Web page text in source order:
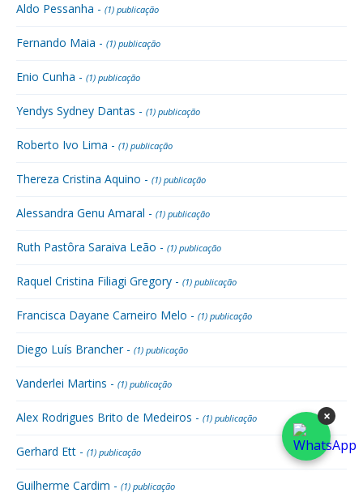
Aldo Pessanha - (1) publicação
Fernando Maia - (1) publicação
Enio Cunha - (1) publicação
Yendys Sydney Dantas - (1) publicação
Roberto Ivo Lima - (1) publicação
Thereza Cristina Aquino - (1) publicação
Alessandra Genu Amaral - (1) publicação
Ruth Pastôra Saraiva Leão - (1) publicação
Raquel Cristina Filiagi Gregory - (1) publicação
Francisca Dayane Carneiro Melo - (1) publicação
Diego Luís Brancher - (1) publicação
Vanderlei Martins - (1) publicação
Alex Rodrigues Brito de Medeiros - (1) publicação
Gerhard Ett - (1) publicação
Guilherme Cardim - (1) publicação
×